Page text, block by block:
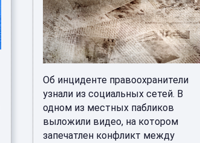
Об инциденте правоохранители
узнали из социальных сетей. В
одном из местных пабликов
выложили видео, на котором
запечатлен конфликт между